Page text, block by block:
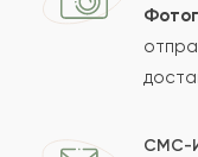
СМС-